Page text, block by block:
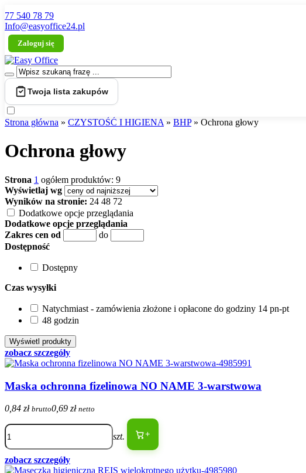
77 540 78 79
Info@easyoffice24.pl
Zaloguj się
Twoja lista zakupów
Strona główna » CZYSTOŚĆ I HIGIENA » BHP» Ochrona głowy
Ochrona głowy
Strona 1 ogółem produktów: 9
Wyświetlaj wg
Wyników na stronie: 24 48 72
Dodatkowe opcje przeglądania
Dodatkowe opcje przeglądania
Zakres cen od
do
Dostępność
Dostępny
Czas wysyłki
Natychmiast - zamówienia złożone i opłacone do godziny 14 pn-pt
48 godzin
zobacz szczegóły
Maska ochronna fizelinowa NO NAME 3-warstwowa
0,84 zł brutto0,69 zł netto
szt. +
zobacz szczegóły